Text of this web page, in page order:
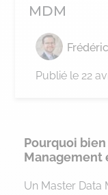
MDM
Publié le 22
Pourquoi
Management
Un Master Data